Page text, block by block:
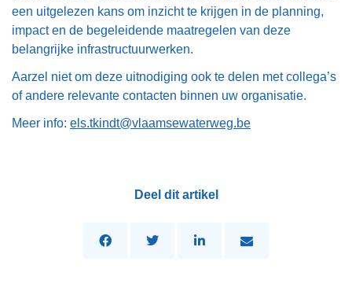
een uitgelezen kans om inzicht te krijgen in de planning,
impact en de begeleidende maatregelen van deze
belangrijke infrastructuurwerken.
Aarzel niet om deze uitnodiging ook te delen met collega’s
of andere relevante contacten binnen uw organisatie.
Meer info: els.tkindt@vlaamsewaterweg.be
Deel dit artikel